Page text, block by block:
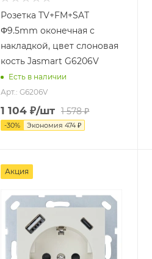
Розетка TV+FM+SAT
Φ9.5mm оконечная с
накладкой, цвет слоновая
кость Jasmart G6206V
Есть в наличии
Арт.: G6206V
1 104 ₽/шт 1 578₽
-30% Экономия474 ₽
Акция